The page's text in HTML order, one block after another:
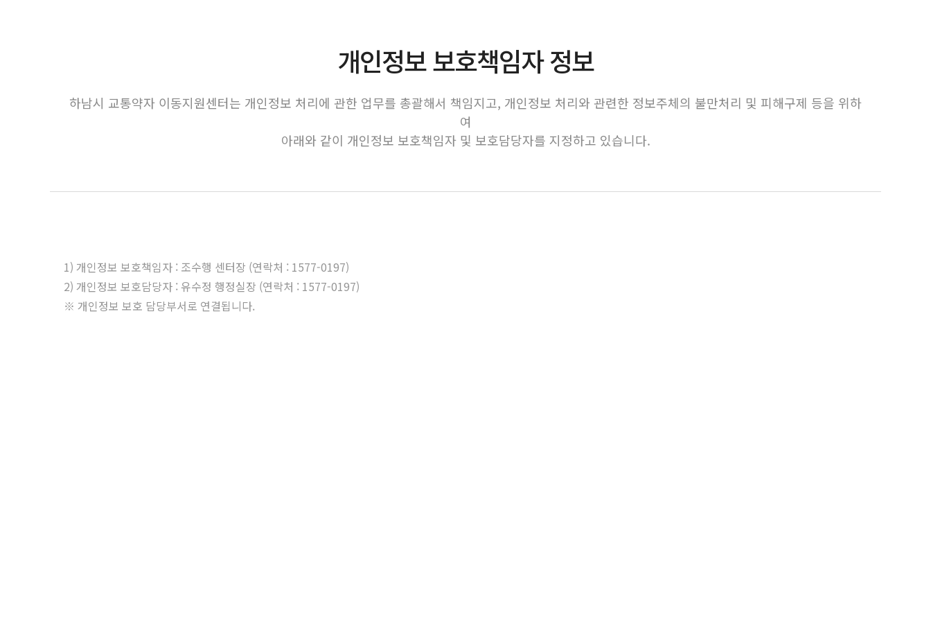
개인정보 보호책임자 정보
하남시 교통약자 이동지원센터는 개인정보 처리에 관한 업무를 총괄해서 책임지고, 개인정보 처리와 관련한 정보주체의 불만처리 및 피해구제 등을 위하
여
아래와 같이 개인정보 보호책임자 및 보호담당자를 지정하고 있습니다.
1) 개인정보 보호책임자 : 조수행 센터장 (연락처 : 1577-0197)
2) 개인정보 보호담당자 : 유수정 행정실장 (연락처 : 1577-0197)
※ 개인정보 보호 담당부서로 연결됩니다.